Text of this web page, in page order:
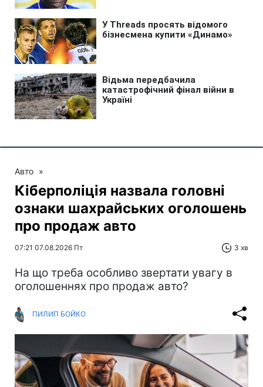
Авто »
Кіберполіція назвала головні
ознаки шахрайських оголошень
про продаж авто
07:21 07.08.2026 Пт 3 хв
На що треба особливо звертати увагу в
оголошеннях про продаж авто?
ПИЛИП БОЙКО